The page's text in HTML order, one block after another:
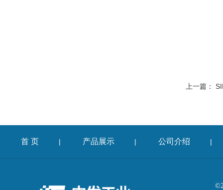
上一篇：
首 页 | 产品展示 | 公司介绍 |